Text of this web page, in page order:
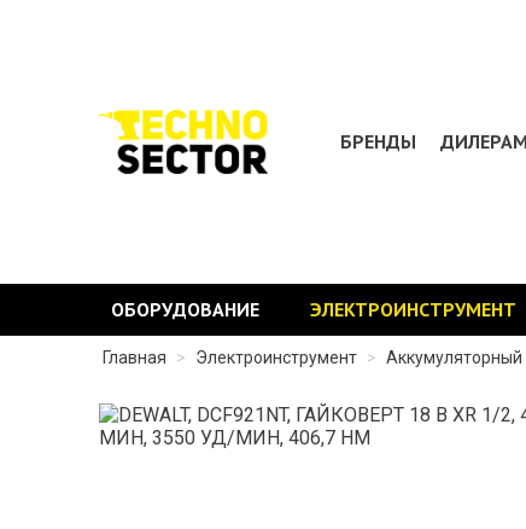
БРЕНДЫ ДИЛЕРАМ
ОБОРУДОВАНИЕ ЭЛЕКТРОИНСТРУМЕНТ
Главная > Электроинструмент > Аккумуляторный